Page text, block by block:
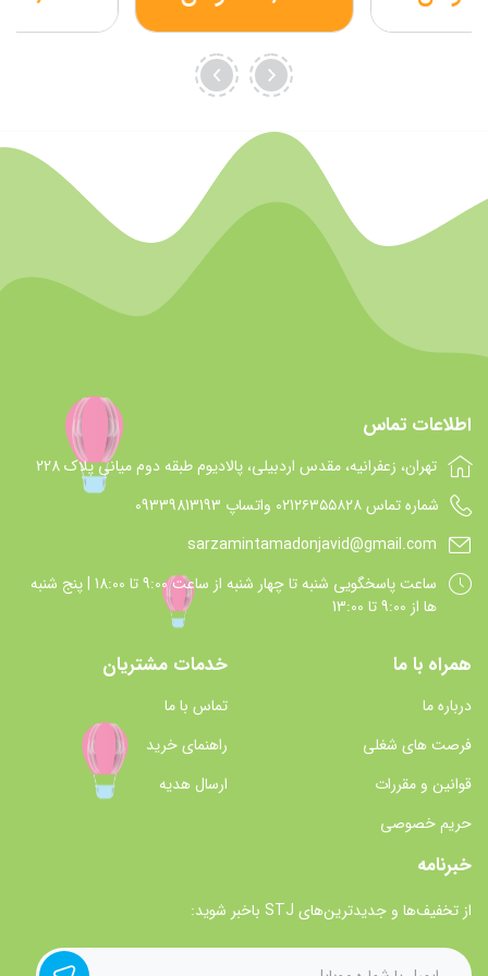
اطلاعات تماس
تهران، زعفرانیه، مقدس اردبیلی، پالادیوم طبقه دوم میانی پلاک 228
شماره تماس 021۲۶۳۵۵۸۲۸ واتساپ 09339813193
sarzamintamadonjavid@gmail.com
ساعت پاسخگويي شنبه تا چهار شنبه از ساعت 9:00 تا 18:00 | پنج شنبه
ها از 9:00 تا 13:00
همراه با ما
درباره ما
فرصت های شغلی
قوانین و مقررات
حریم خصوصی
خدمات مشتریان
تماس با ما
راهنمای خرید
ارسال هدیه
خبرنامه
از تخفیف‌ها و جدیدترین‌های STJ باخبر شوید: